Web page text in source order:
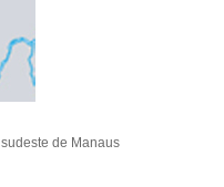
de Manaus